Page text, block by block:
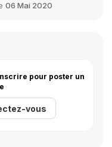
06 Mai 2020
pour poster un
vous